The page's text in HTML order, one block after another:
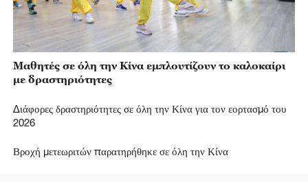
Μαθητές σε όλη την Κίνα εμπλουτίζουν το καλοκαίρι
με δραστηριότητες
Διάφορες δραστηριότητες σε όλη την Κίνα για τον εορτασμό του
2026
Βροχή μετεωριτών παρατηρήθηκε σε όλη την Κίνα